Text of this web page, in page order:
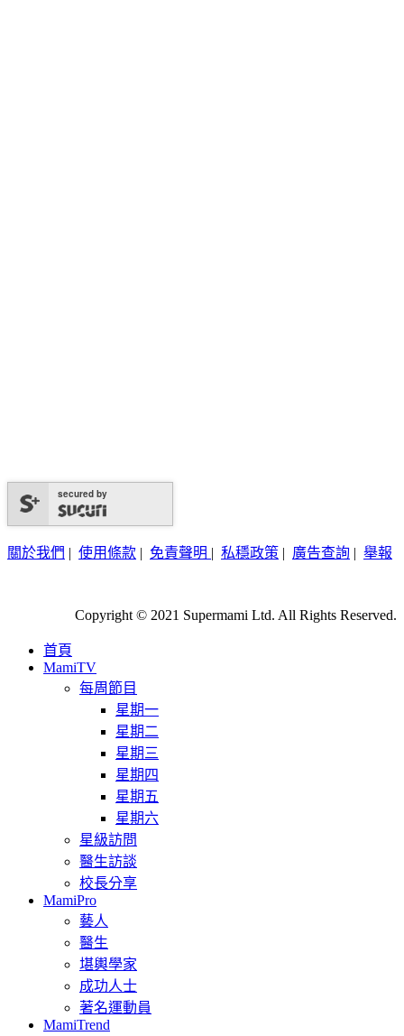
secured by
關於我們 | 使用條款 | 免責聲明 | 私穩政策 | 廣告查詢 | 舉報
Copyright © 2021 Supermami Ltd. All Rights Reserved.
首頁
MamiTV
每周節目
星期一
星期二
星期三
星期四
星期五
星期六
星級訪問
醫生訪談
校長分享
MamiPro
藝人
醫生
堪輿學家
成功人士
著名運動員
MamiTrend